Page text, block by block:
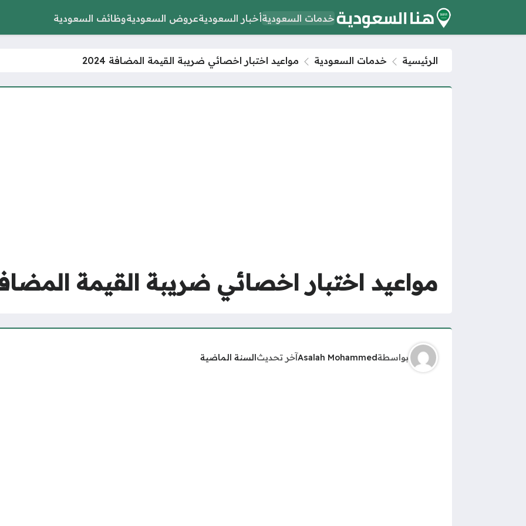
خدمات السعوديةأخبار السعوديةعروض السعوديةوظائف السعودية
الرئيسية خدمات السعودية مواعيد اختبار اخصائي ضريبة القيمة المضافة 2024
مواعيد اختبار اخصائي ضريبة القيمة المضافة
بواسطةAsalah Mohammedآخر تحديثالسنة الماضية